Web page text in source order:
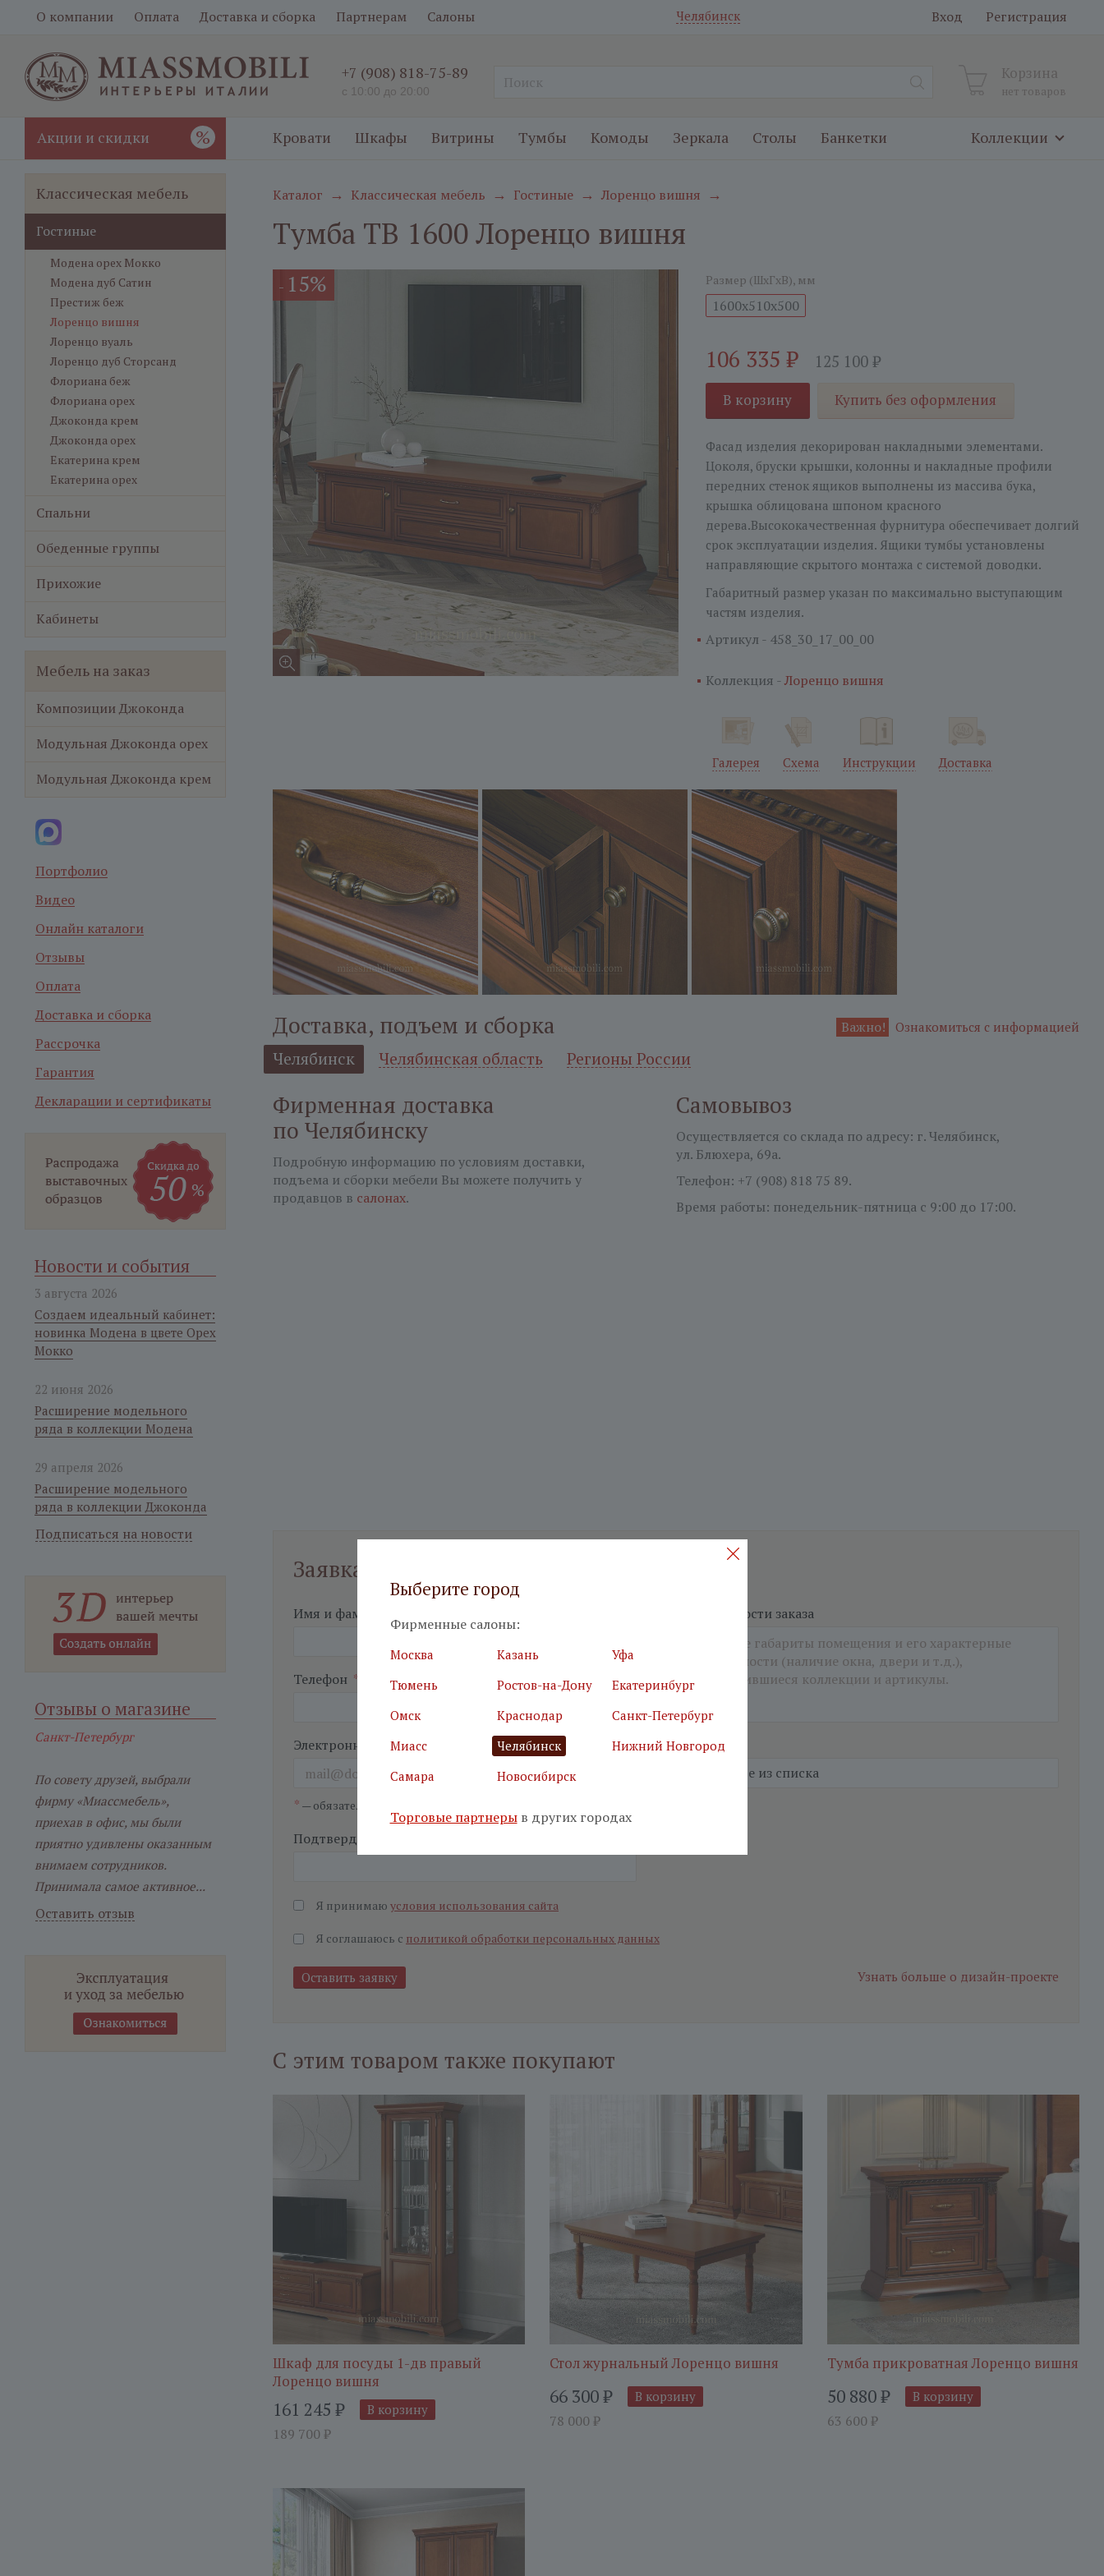
О компании Оплата Доставка и сборка Партнерам Салоны Челябинск Вход Регистрация
+7 (908) 818-75-89
с 10:00 до 20:00
Корзина
нет товаров
Акции и скидки % Кровати Шкафы Витрины Тумбы Комоды Зеркала Столы Банкетки Коллекции
Каталог → Классическая мебель → Гостиные → Лоренцо вишня →
Тумба ТВ 1600 Лоренцо вишня
- 15% Размер (ШxГxВ), мм
1600x510x500
106 335 ₽ 125 100₽
В корзину Купить без оформления
Фасад изделия декорирован накладными элементами.
Цоколя, бруски крышки, колонны и накладные профили
передних стенок ящиков выполнены из массива бука,
крышка облицована шпоном красного
дерева.Высококачественная фурнитура обеспечивает долгий
срок эксплуатации изделия. Ящики тумбы установлены
направляющие скрытого монтажа с системой доводки.
Габаритный размер указан по максимально выступающим
частям изделия.
Артикул - 458_30_17_00_00
Коллекция -Лоренцо вишня
Галерея Схема Инструкции Доставка
Доставка, подъем и сборка Важно! Ознакомиться с информацией
Челябинск Челябинская область Регионы России
Фирменная доставка
по Челябинску
Подробную информацию по условиям доставки,
подъема и сборки мебели Вы можете получить у
продавцов в салонах.
Самовывоз
Осуществляется со склада по адресу: г. Челябинск,
ул. Блюхера, 69а.
Телефон: +7 (908) 818 75 89.
Время работы: понедельник-пятница с 9:00 до 17:00.
Заявка на бесплатный дизайн-проект
Имя и фамилия
Телефон *
Электронная почта*
Подробности заказа
Салон
* — обязательные поля
Подтвердите, что вы не робот
Я принимаю условия использования сайта
Я соглашаюсь с политикой обработки персональных данных
Узнать больше о дизайн-проекте
С этим товаром также покупают
Шкаф для посуды 1-дв правый
Лоренцо вишня
161 245 ₽
189 700 ₽
В корзину
Стол журнальный Лоренцо вишня
66 300₽
78 000 ₽
В корзину
Тумба прикроватная Лоренцо вишня
50 880₽
63 600 ₽
В корзину
Классическая мебель
Гостиные
Модена орех Мокко
Модена дуб Сатин
Престиж беж
Лоренцо вишня
Лоренцо вуаль
Лоренцо дуб Сторсанд
Флориана беж
Флориана орех
Джоконда крем
Джоконда орех
Екатерина крем
Екатерина орех
Спальни
Обеденные группы
Прихожие
Кабинеты
Мебель на заказ
Композиции Джоконда
Модульная Джоконда орех
Модульная Джоконда крем
Портфолио
Видео
Онлайн каталоги
Отзывы
Оплата
Доставка и сборка
Рассрочка
Гарантия
Декларации и сертификаты
Новости и события
3 августа 2026
Создаем идеальный кабинет:
новинка Модена в цвете Орех
Мокко
22 июня 2026
Расширение модельного
ряда в коллекции Модена
29 апреля 2026
Расширение модельного
ряда в коллекции Джоконда
Подписаться на новости
Отзывы о магазине
Санкт-Петербург
По совету друзей, выбрали
фирму «Миассмебель»,
приехав в офис, мы были
приятно удивлены оказанным
внимаем сотрудников.
Принимала самое активное...
Оставить отзыв
Выберите город
Фирменные салоны:
Москва Казань
Уфа
Тюмень
Ростов-на-Дону
Екатеринбург
Омск
Краснодар
Санкт-Петербург
Миасс
Челябинск
Нижний Новгород
Самара
Новосибирск
Торговые партнерыв других городах